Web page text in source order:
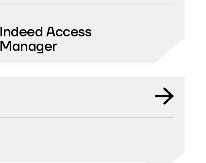
Indeed Аccess
Мanager